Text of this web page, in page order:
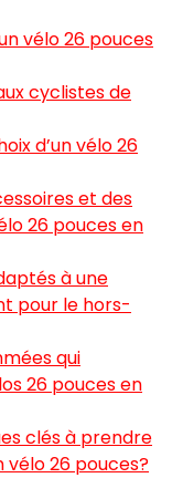
vélo 26 pouces
cyclistes de
d’un vélo 26
et des
26 pouces en
à une
pour le hors-
qui
26 pouces en
clés à prendre
vélo 26 pouces?